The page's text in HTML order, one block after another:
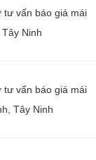
tư vấn báo giá mái
Ninh
tư vấn báo giá mái
Tây Ninh